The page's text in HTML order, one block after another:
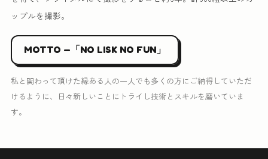
ップルを撮影。
MOTTO —「NO LISK NO FUN」
私と関わって頂けた縁ある人の一人でも多くの方にご納得していただ
けるように、日々新しいことにトライし技術とスキルを磨いていま
す。